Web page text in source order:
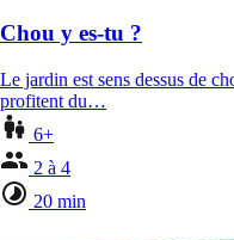
Chou y es-tu ?
Le jardin est sens dessus de
profitent du…
6+
2 à 4
20 min